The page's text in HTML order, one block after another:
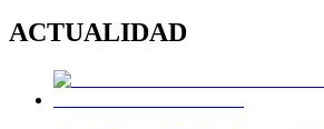
ACTUALIDAD